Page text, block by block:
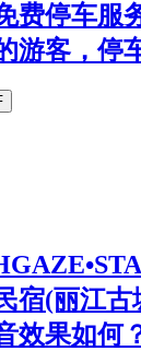
费停车服
游客，停
宿(丽江古
效果如何